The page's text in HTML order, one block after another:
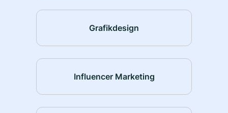
Grafikdesign
Influencer Marketing